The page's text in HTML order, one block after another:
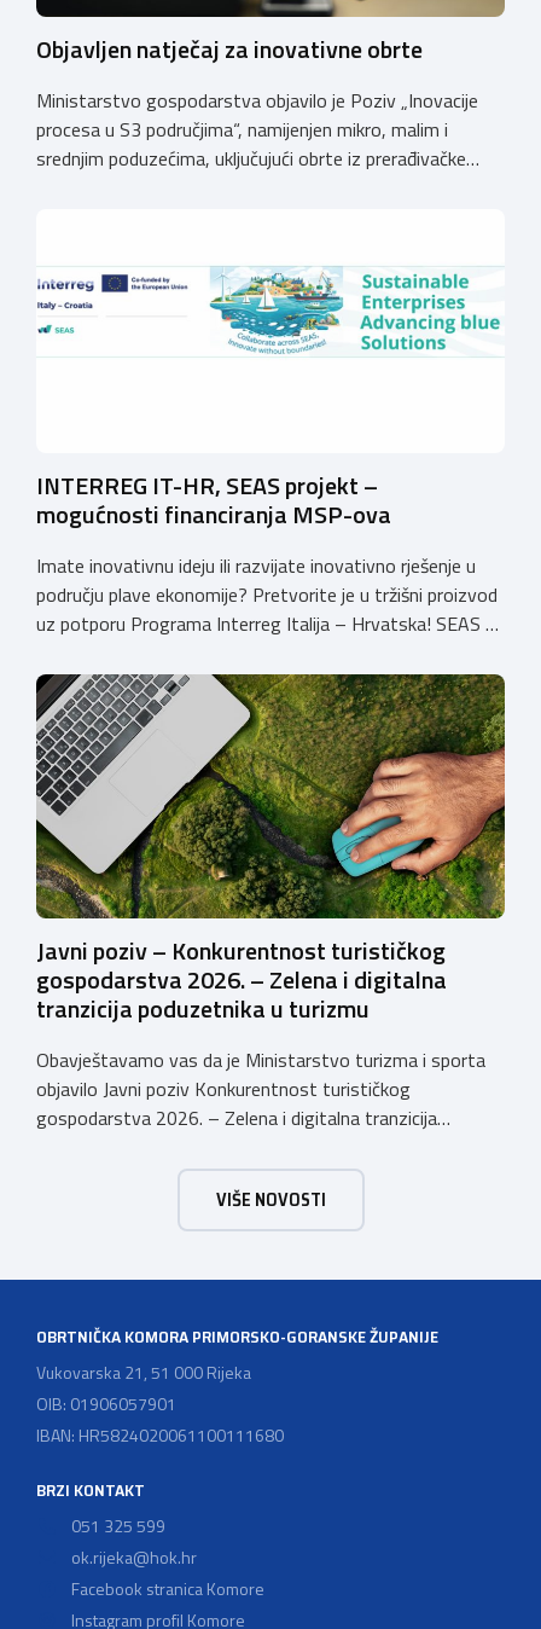
Objavljen natječaj za inovativne obrte
Ministarstvo gospodarstva objavilo je Poziv „Inovacije
procesa u S3 područjima“, namijenjen mikro, malim i
srednjim poduzećima, uključujući obrte iz prerađivačke
Poziva je potaknuti uvođenje inovacija procesa i
organizacije poslovanja koje […]
INTERREG IT-HR, SEAS projekt –
mogućnosti financiranja MSP-ova
Imate inovativnu ideju ili razvijate inovativno rješenje u
području plave ekonomije? Pretvorite je u tržišni proizvod
uz potporu Programa Interreg Italija – Hrvatska! SEAS –
SEAS – Sustainable Enterprises Advancing Blue Solutions
namijenjen je mikro, malim i srednjim poduzećima iz
Hrvatske i Italije koja žele razviti ili komercijalizirati
inovativna […]
Javni poziv – Konkurentnost turističkog
gospodarstva 2026. – Zelena i digitalna
tranzicija poduzetnika u turizmu
Obavještavamo vas da je Ministarstvo turizma i sporta
objavilo Javni poziv Konkurentnost turističkog
gospodarstva 2026. – Zelena i digitalna tranzicija
male vrijednosti u ukupnom iznosu od 3.403.640,00 €.
Program je namijenjen subjektima malog gospodarstva
registriranim za ugostiteljske i/ili turističke djelatnosti,
za pružanje […]
VIŠE NOVOSTI
OBRTNIČKA KOMORA PRIMORSKO-GORANSKE ŽUPANIJE
Vukovarska 21, 51 000 Rijeka
OIB: 01906057901
IBAN: HR5824020061100111680
BRZI KONTAKT
051 325 599
ok.rijeka@hok.hr
Facebook stranica Komore
Instagram profil Komore